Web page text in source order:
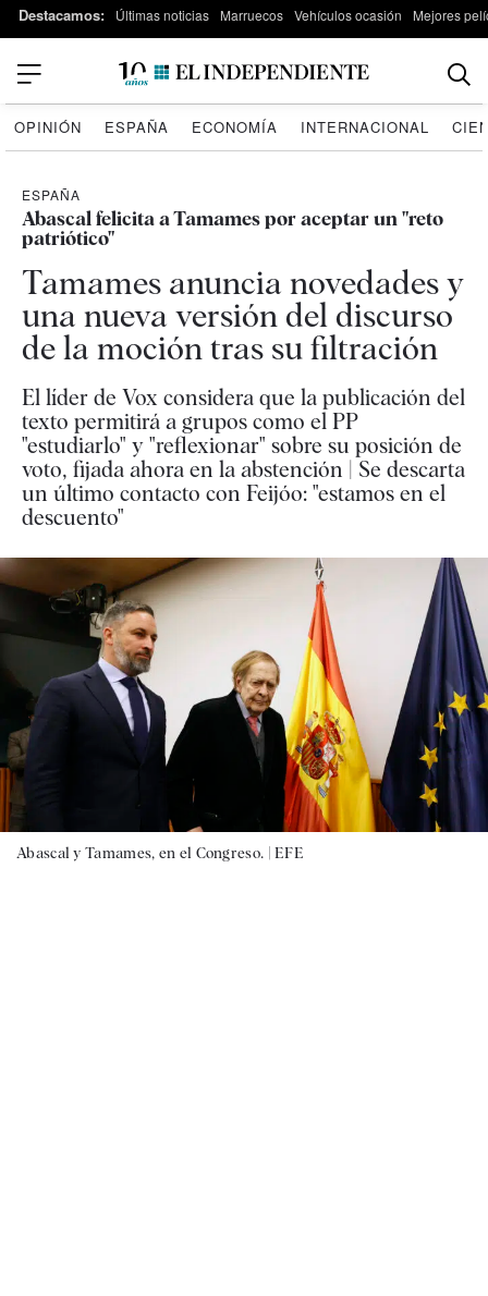
Destacamos: Últimas noticias Marruecos Vehículos ocasión Mejores
OPINIÓN ESPAÑA ECONOMÍA INTERNACIONAL
ESPAÑA
Abascal felicita a Tamames por aceptar un "reto
patriótico"
Tamames anuncia novedades y
una nueva versión del discurso
de la moción tras su filtración
El líder de Vox considera que la publicación del
texto permitirá a grupos como el PP
"estudiarlo" y "reflexionar" sobre su posición de
voto, fijada ahora en la abstención | Se descarta
un último contacto con Feijóo: "estamos en el
descuento"
Abascal y Tamames, en el Congreso. |EFE